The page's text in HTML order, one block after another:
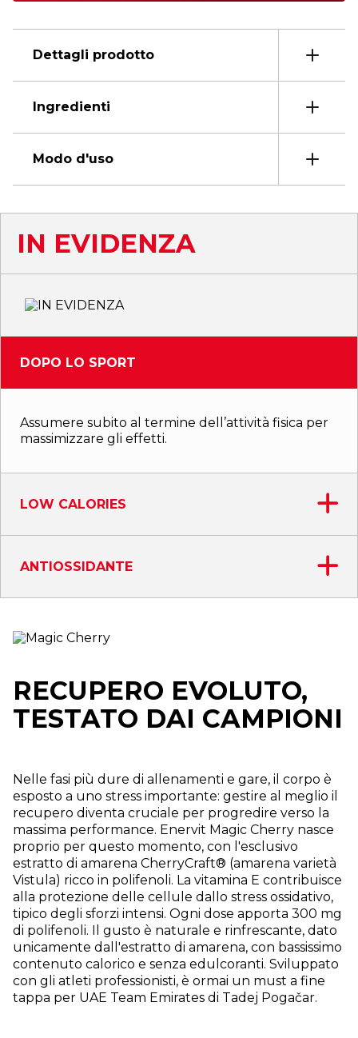
Dettagli prodotto
Ingredienti
Modo d'uso
IN EVIDENZA
DOPO LO SPORT
Assumere subito al termine dell’attività fisica per
massimizzare gli effetti.
LOW CALORIES
ANTIOSSIDANTE
RECUPERO EVOLUTO,
TESTATO DAI CAMPIONI
Nelle fasi più dure di allenamenti e gare, il corpo è
esposto a uno stress importante: gestire al meglio il
recupero diventa cruciale per progredire verso la
massima performance. Enervit Magic Cherry nasce
proprio per questo momento, con l'esclusivo
estratto di amarena CherryCraft® (amarena varietà
Vistula) ricco in polifenoli. La vitamina E contribuisce
alla protezione delle cellule dallo stress ossidativo,
tipico degli sforzi intensi. Ogni dose apporta 300 mg
di polifenoli. Il gusto è naturale e rinfrescante, dato
unicamente dall'estratto di amarena, con bassissimo
contenuto calorico e senza edulcoranti. Sviluppato
con gli atleti professionisti, è ormai un must a fine
tappa per UAE Team Emirates di Tadej Pogačar.